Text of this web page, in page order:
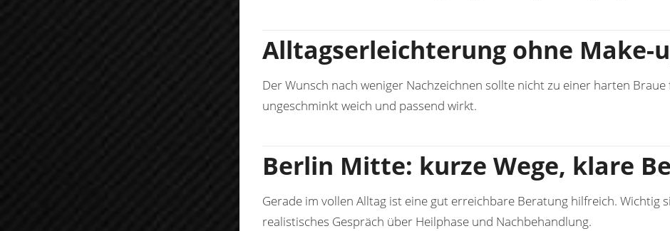
Alltagserleichterung ohne Make-
Der Wunsch nach weniger Nachzeichnen sollte nicht zu einer harten
ungeschminkt weich und passend wirkt.
Berlin Mitte: kurze Wege, klare
Gerade im vollen Alltag ist eine gut erreichbare Beratung hilfreich. Wichtig
realistisches Gespräch über Heilphase und Nachbehandlung.